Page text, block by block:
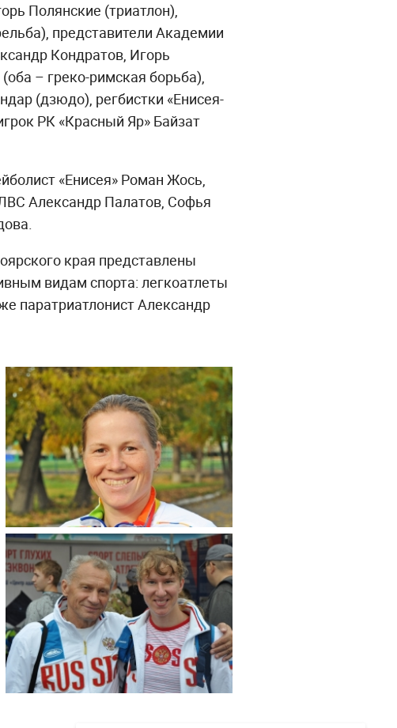
Полянские (триатлон),
представители Академии
Кондратов, Игорь
– греко-римская борьба),
(дзюдо), регбистки «Енисея-
РК «Красный Яр» Байзат
«Енисея» Роман Жось,
Александр Палатов, Софья
края представлены
видам спорта: легкоатлеты
паратриатлонист Александр